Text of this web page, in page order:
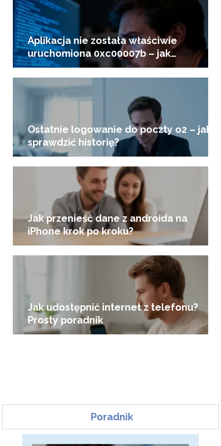
Aplikacja nie została właściwie
uruchomiona 0xc00007b – jak
naprawić?
Ostatnie logowanie do poczty o2 – jak
sprawdzić historię?
Jak przenieść dane z androida na
iPhone krok po kroku?
Jak udostępnić internet z telefonu?
Prosty poradnik
Poradnik